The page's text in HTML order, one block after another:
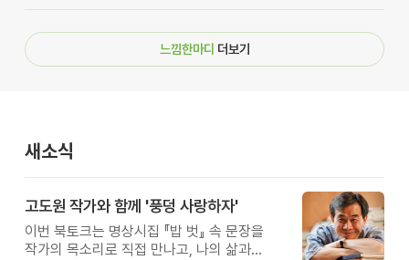
느낌한마디 더보기
새소식
고도원 작가와 함께 '풍덩 사랑하자'
이번 북토크는 명상시집 『밥 벗』 속 문장을
작가의 목소리로 직접 만나고, 나의 삶과